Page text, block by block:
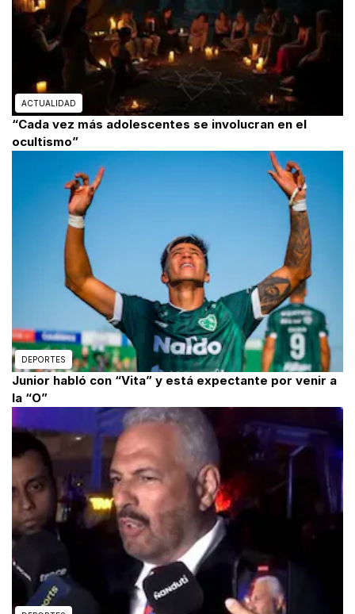
ACTUALIDAD
“Cada vez más adolescentes se involucran en el
ocultismo”
DEPORTES
Junior habló con “Vita” y está expectante por venir a
la “O”